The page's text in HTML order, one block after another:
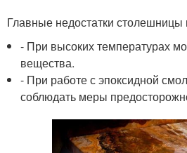
Главные недостатки
- При высоких температурах
вещества.
- При работе с эпоксидной
соблюдать меры